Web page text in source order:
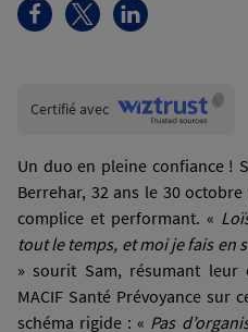
Certifié avecWiztrust
trusted
Un duo en pleine confiance !
Berrehar, 32 ans le 30
complice et performant. «
tout le temps, et moi je fais en
» sourit Sam, résumant
MACIF Santé Prévoyance sur
schéma rigide : « Pas